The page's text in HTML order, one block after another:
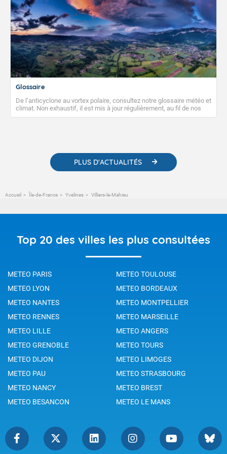
Glossaire
De l’anticyclone au vortex polaire, consultez notre glossaire météo et
climat. Non exhaustif, il est mis à jour régulièrement, au fil de nos
publications. Vous y trouverez également des liens utiles vers nos
PLUS D'ACTUALITÉS
Accueil Île-de-France Yvelines Villiers-le-Mahieu
Top 20 des villes les plus consultées
METEO PARIS
METEO TOULOUSE
METEO LYON
METEO BORDEAUX
METEO NANTES
METEO MONTPELLIER
METEO RENNES
METEO MARSEILLE
METEO LILLE
METEO ANGERS
METEO GRENOBLE
METEO TOURS
METEO DIJON
METEO LIMOGES
METEO PAU
METEO STRASBOURG
METEO NANCY
METEO BREST
METEO BESANCON
METEO LE MANS